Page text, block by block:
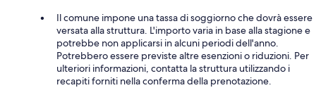
Il comune impone una tassa di soggiorno che dovrà essere
versata alla struttura. L'importo varia in base alla stagione e
potrebbe non applicarsi in alcuni periodi dell'anno.
Potrebbero essere previste altre esenzioni o riduzioni. Per
ulteriori informazioni, contatta la struttura utilizzando i
recapiti forniti nella conferma della prenotazione.